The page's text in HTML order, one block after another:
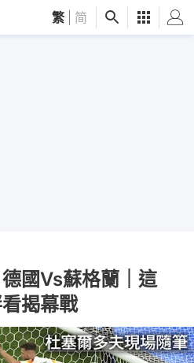
繁 简
國Vs蘇格蘭｜這
揭幕戰